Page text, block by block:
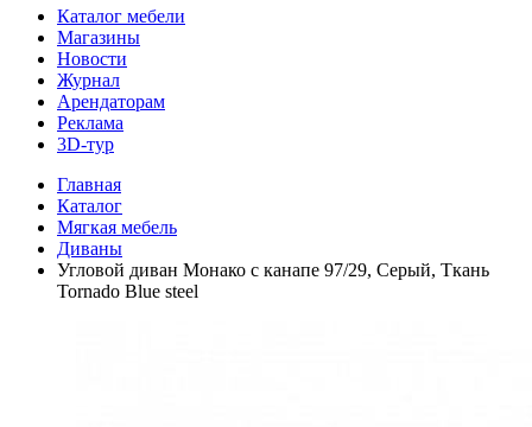
Каталог мебели
Магазины
Новости
Журнал
Арендаторам
Реклама
3D-тур
Главная
Каталог
Мягкая мебель
Диваны
Угловой диван Монако с канапе 97/29, Серый, Ткань
Tornado Blue steel